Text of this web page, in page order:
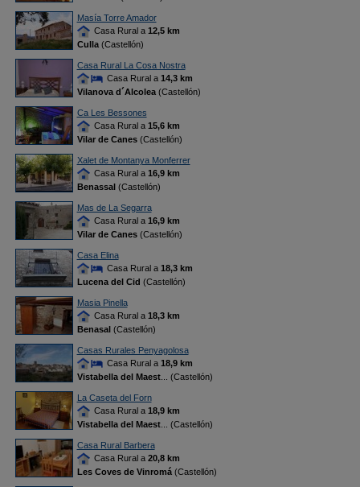
Masía Torre Amador
Casa Rural a 12,5 km
Culla(Castellón)
Casa Rural La Cosa Nostra
Casa Rural a 14,3 km
Vilanova d´Alcolea(Castellón)
Ca Les Bessones
Casa Rural a 15,6 km
Vilar de Canes(Castellón)
Xalet de Montanya Monferrer
Casa Rural a 16,9 km
Benassal(Castellón)
Mas de La Segarra
Casa Rural a 16,9 km
Vilar de Canes(Castellón)
Casa Elina
Casa Rural a 18,3 km
Lucena del Cid (Castellón)
Masia Pinella
Casa Rural a 18,3 km
Benasal(Castellón)
Casas Rurales Penyagolosa
Casa Rural a 18,9 km
Vistabella del Maest... (Castellón)
La Caseta del Forn
Casa Rural a 18,9 km
Vistabella del Maest... (Castellón)
Casa Rural Barbera
Casa Rural a 20,8 km
Les Coves de Vinromá(Castellón)